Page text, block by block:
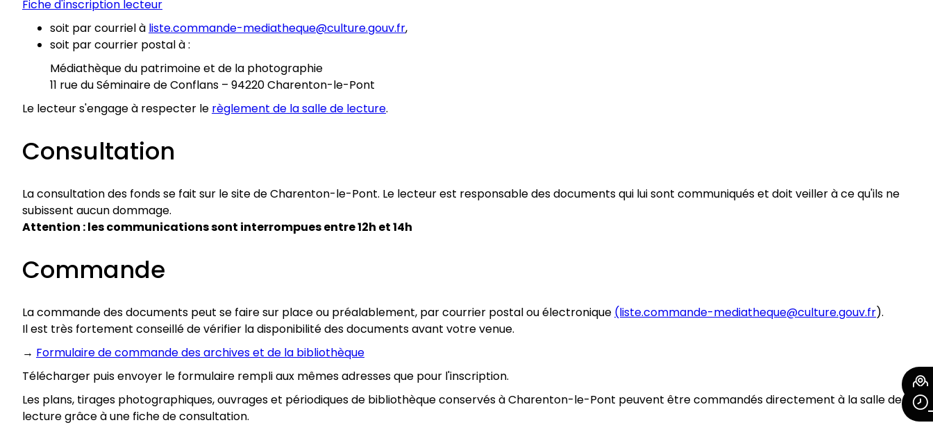
Fiche d'inscription lecteur
soit par courriel à liste.commande-mediatheque@culture.gouv.fr,
soit par courrier postal à :
Médiathèque du patrimoine et de la photographie
11 rue du Séminaire de Conflans – 94220 Charenton-le-Pont
Le lecteur s'engage à respecter le règlement de la salle de lecture.
Consultation
La consultation des fonds se fait sur le site de Charenton-le-Pont. Le lecteur est responsable des documents qui lui sont communiqués et doit veiller à ce qu'ils ne
subissent aucun dommage.
Attention : les communications sont interrompues entre 12h et 14h
Commande
La commande des documents peut se faire sur place ou préalablement, par courrier postal ou électronique (liste.commande-mediatheque@culture.gouv.fr).
Il est très fortement conseillé de vérifier la disponibilité des documents avant votre venue.
→ Formulaire de commande des archives et de la bibliothèque
Télécharger puis envoyer le formulaire rempli aux mêmes adresses que pour l'inscription.
Les plans, tirages photographiques, ouvrages et périodiques de bibliothèque conservés à Charenton-le-Pont peuvent être commandés directement à la salle de
lecture grâce à une fiche de consultation.